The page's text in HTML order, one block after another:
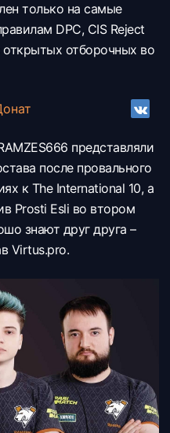
только на самые
DPC, CIS Reject
открытых отборочных во
представляли
после провального
к The International 10, а
Prosti Esli во втором
знают друг друга –
Virtus.pro.